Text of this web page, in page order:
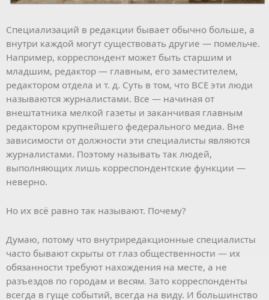
Специализаций в редакции бывает обычно больше, а
внутри каждой могут существовать другие — помельче.
Например, корреспондент может быть старшим и
младшим, редактор — главным, его заместителем,
редактором отдела и т. д. Суть в том, что ВСЕ эти люди
называются журналистами. Все — начиная от
внештатника мелкой газеты и заканчивая главным
редактором крупнейшего федерального медиа. Вне
зависимости от должности эти специалисты являются
журналистами. Поэтому называть так людей,
выполняющих лишь корреспондентские функции —
неверно.
Но их всё равно так называют. Почему?
Думаю, потому что внутриредакционные специалисты
часто бывают скрыты от глаз общественности — их
обязанности требуют нахождения на месте, а не
разъездов по городам и весям. Зато корреспонденты
всегда в гуще событий, всегда на виду. И большинство